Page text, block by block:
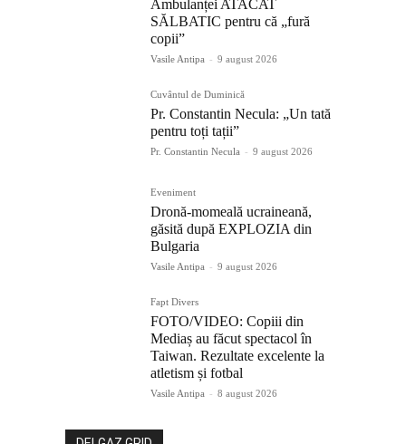
Ambulanței ATACAT
SĂLBATIC pentru că „fură
copii”
Vasile Antipa - 9 august 2026
Cuvântul de Duminică
Pr. Constantin Necula: „Un tată
pentru toți tații”
Pr. Constantin Necula - 9 august 2026
Eveniment
Dronă-momeală ucraineană,
găsită după EXPLOZIA din
Bulgaria
Vasile Antipa - 9 august 2026
Fapt Divers
FOTO/VIDEO: Copiii din
Mediaș au făcut spectacol în
Taiwan. Rezultate excelente la
atletism și fotbal
Vasile Antipa - 8 august 2026